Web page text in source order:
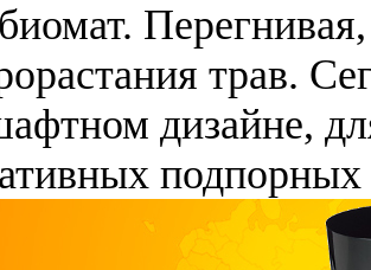
трав.
дизайне,
подпорных